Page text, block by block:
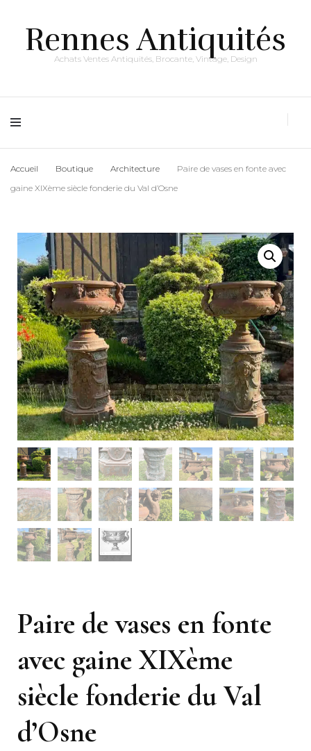
Rennes Antiquités
Achats Ventes Antiquités, Brocante, Vintage, Design
Accueil Boutique Architecture
Paire de vases en fonte avec
gaine XIXème siècle fonderie du Val d’Osne
Paire de vases en fonte
avec gaine XIXème
siècle fonderie du Val
d’Osne